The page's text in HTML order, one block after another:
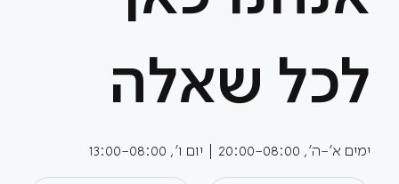
לכל שאלה
ימים א'-ה', 20:00-08:00 | יום ו', 13:00-08:00